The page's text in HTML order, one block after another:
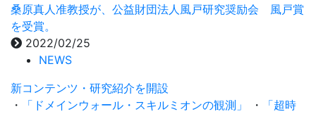
桑原真人准教授が、公益財団法人風戸研究奨励会 風戸賞
を受賞。
2022/02/25
NEWS
新コンテンツ・研究紹介を開設
・
「ドメインウォール・スキルミオンの観測」 ・
「超時